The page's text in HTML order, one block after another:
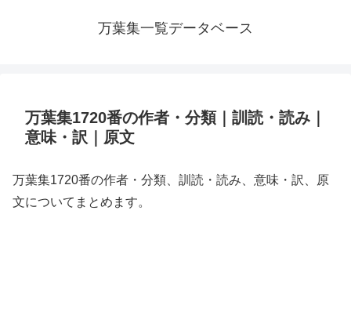
万葉集一覧データベース
万葉集1720番の作者・分類｜訓読・読み｜
意味・訳｜原文
万葉集1720番の作者・分類、訓読・読み、意味・訳、原
文についてまとめます。